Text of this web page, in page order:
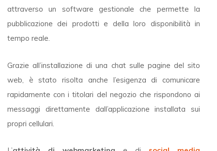
attraverso un software gestionale che permette la
pubblicazione dei prodotti e della loro disponibilità in
tempo reale.
Grazie all’installazione di una chat sulle pagine del sito
web, è stato risolta anche l’esigenza di comunicare
rapidamente con i titolari del negozio che rispondono ai
messaggi direttamente dall’applicazione installata sui
propri cellulari.